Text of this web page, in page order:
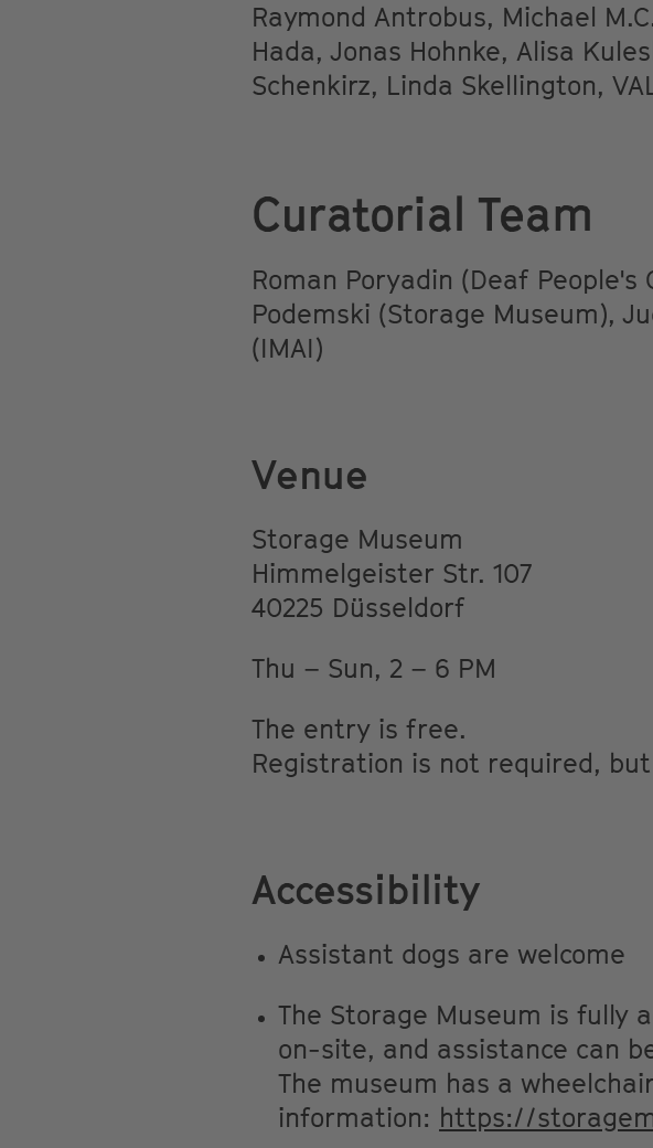
Raymond Antrobus, Michael
Hada, Jonas Hohnke, Alisa
Schenkirz, Linda Skellington,
Curatorial Team
Roman Poryadin (Deaf
Podemski (Storage Museum),
(IMAI)
Venue
Storage Museum
Himmelgeister Str. 107
40225 Düsseldorf
Thu – Sun, 2 – 6 PM
The entry is free.
Registration is not required,
Accessibility
Assistant dogs are welcome
The Storage Museum is fully
on-site, and assistance can
The museum has a
information: https://